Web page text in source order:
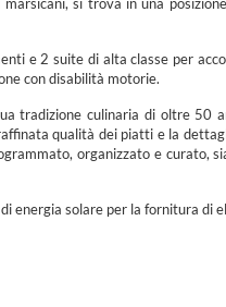
e 2 suite di alta classe per
con disabilità motorie.
tradizione culinaria di oltre 50
qualità dei piatti e la
organizzato e curato,
energia solare per la fornitura di